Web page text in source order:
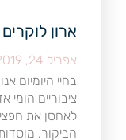
ארון
אפריל 24, 2019
בחיי היומיום
ציבוריים
לאחסן את
הביקור. מוסדות